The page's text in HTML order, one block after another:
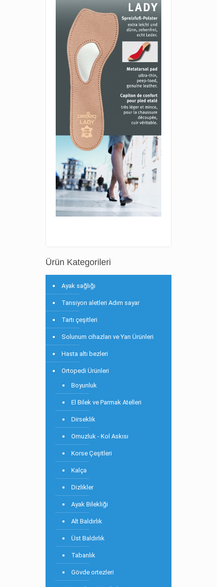
Ürün Kategorileri
Ayak sağlığı
Tansiyon aletleri Adım sayar
Tartı çeşitleri
Solunum cihazları ve Yan Ürünleri
Hasta altı bezleri
Ortopedi Ürünleri
Boyunluk
El Bilek ve Parmak Atelleri
Dirseklik
Omuzluk - Kol Askısı
Korse Çeşitleri
Kalça
Dizlikler
Ayak Bilekliği
Alt Baldırlık
Üst Baldırlık
Tabanlık
Gövde ortezleri